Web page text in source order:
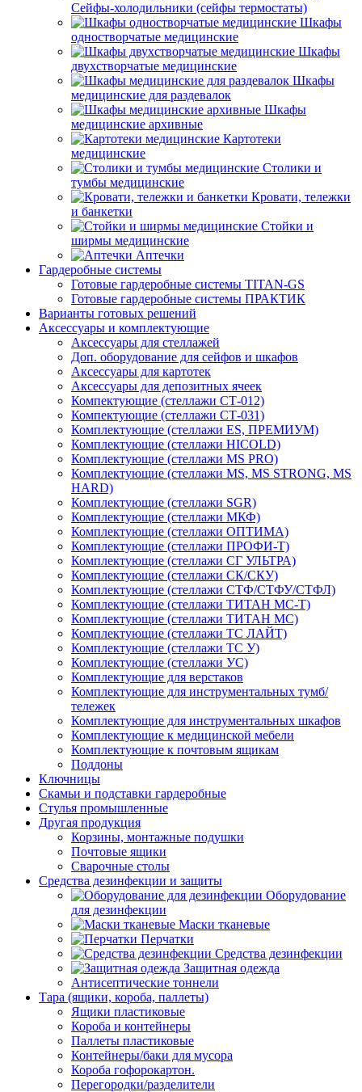
Сейфы-холодильники (сейфы термостаты)
Шкафы
одностворчатые медицинские
Шкафы
двухстворчатые медицинские
Шкафы
медицинские для раздевалок
Шкафы
медицинские архивные
Картотеки
медицинские
Столики и
тумбы медицинские
Кровати, тележки
и банкетки
Стойки и
ширмы медицинские
Аптечки
Гардеробные системы
Готовые гардеробные системы TITAN-GS
Готовые гардеробные системы ПРАКТИК
Варианты готовых решений
Аксессуары и комплектующие
Аксессуары для стеллажей
Доп. оборудование для сейфов и шкафов
Аксессуары для картотек
Аксессуары для депозитных ячеек
Компектующие (стеллажи СТ-012)
Компектующие (стеллажи СТ-031)
Комплектующие (стеллажи ES, ПРЕМИУМ)
Комплектующие (стеллажи HICOLD)
Комплектующие (стеллажи MS PRO)
Комплектующие (стеллажи MS, MS STRONG, MS
HARD)
Комплектующие (стеллажи SGR)
Комплектующие (стеллажи МКФ)
Комплектующие (стеллажи ОПТИМА)
Комплектующие (стеллажи ПРОФИ-Т)
Комплектующие (стеллажи СГ УЛЬТРА)
Комплектующие (стеллажи СК/СКУ)
Комплектующие (стеллажи СТФ/СТФУ/СТФЛ)
Комплектующие (стеллажи ТИТАН МС-Т)
Комплектующие (стеллажи ТИТАН МС)
Комплектующие (стеллажи ТС ЛАЙТ)
Комплектующие (стеллажи ТС У)
Комплектующие (стеллажи УС)
Комплектующие для верстаков
Комплектующие для инструментальных тумб/
тележек
Комплектующие для инструментальных шкафов
Комплектующие к медицинской мебели
Комплектующие к почтовым ящикам
Поддоны
Ключницы
Скамьи и подставки гардеробные
Стулья промышленные
Другая продукция
Корзины, монтажные подушки
Почтовые ящики
Сварочные столы
Средства дезинфекции и защиты
Оборудование
для дезинфекции
Маски тканевые
Перчатки
Средства дезинфекции
Защитная одежда
Антисептические тоннели
Тара (ящики, короба, паллеты)
Ящики пластиковые
Короба и контейнеры
Паллеты пластиковые
Контейнеры/баки для мусора
Короба гофорокартон.
Перегородки/разделители